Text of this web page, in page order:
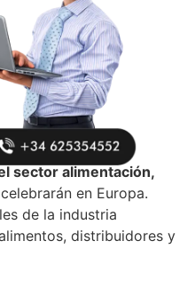
sector alimentación,
en Europa.
de la industria
distribuidores y